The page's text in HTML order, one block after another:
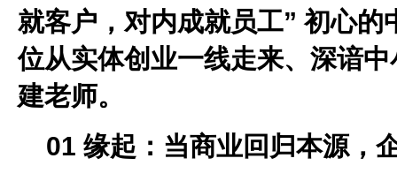
就客户，对内成就员工” 初心的
位从实体创业一线走来、深谙
建老师。
01 缘起：当商业回归本源，